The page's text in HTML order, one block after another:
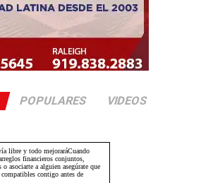
POPULARES VIDEOS